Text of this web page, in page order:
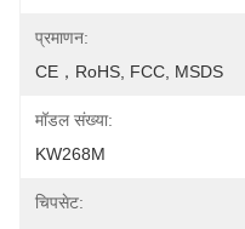
प्रमाणन:
CE，RoHS, FCC, MSDS
मॉडल संख्या:
KW268M
चिपसेट: